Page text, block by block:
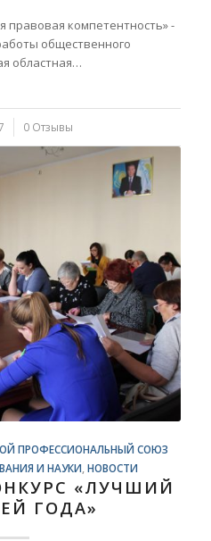
правовая компетентность» -
общественного
областная…
0 Отзывы
ПРОФЕССИОНАЛЬНЫЙ СОЮЗ
И НАУКИ ,НОВОСТИ
«ЛУЧШИЙ
ГОДА»